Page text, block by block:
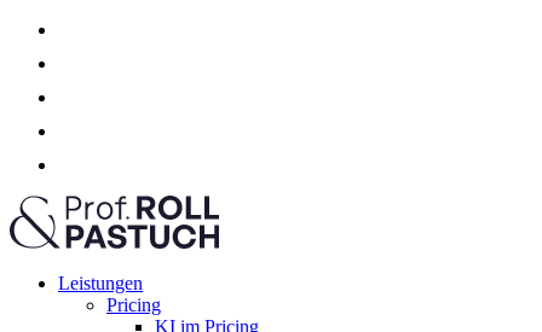
Leistungen
Pricing
KI im Pricing